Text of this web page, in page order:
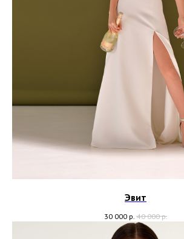
Эвит
30 000 р. 40 000 р.